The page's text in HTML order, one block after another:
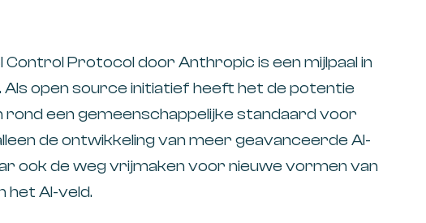
Protocol door Anthropic is een mijlpaal in
Als open source initiatief heeft het de potentie
een gemeenschappelijke standaard voor
de ontwikkeling van meer geavanceerde AI-
ook de weg vrijmaken voor nieuwe vormen van
het AI-veld.